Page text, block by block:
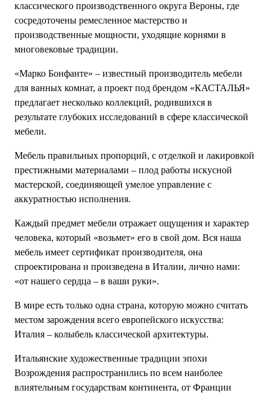
классического производственного округа Вероны, где
сосредоточены ремесленное мастерство и
производственные мощности, уходящие корнями в
многовековые традиции.
«Марко Бонфанте» – известный производитель мебели
для ванных комнат, а проект под брендом «КАСТАЛЬЯ»
предлагает несколько коллекций, родившихся в
результате глубоких исследований в сфере классической
мебели.
Мебель правильных пропорций, с отделкой и лакировкой
престижными материалами – плод работы искусной
мастерской, соединяющей умелое управление с
аккуратностью исполнения.
Каждый предмет мебели отражает ощущения и характер
человека, который «возьмет» его в свой дом. Вся наша
мебель имеет сертификат производителя, она
спроектирована и произведена в Италии, лично нами:
«от нашего сердца – в ваши руки».
В мире есть только одна страна, которую можно считать
местом зарождения всего европейского искусства:
Италия – колыбель классической архитектуры.
Итальянские художественные традиции эпохи
Возрождения распространились по всем наиболее
влиятельным государствам континента, от Франции